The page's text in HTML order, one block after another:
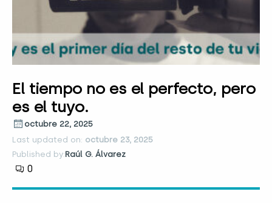
El tiempo no es el perfecto, pero
es el tuyo.
octubre 22, 2025
Last updated on: octubre 23, 2025
Published by:Raúl G. Álvarez
0